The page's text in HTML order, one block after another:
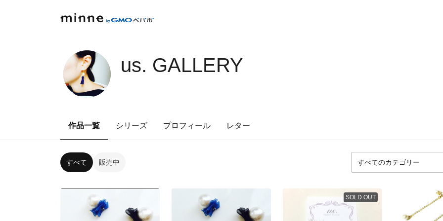
us. GALLERY
作品一覧 シリーズ プロフィール レター
すべて 販売中
SOLD OUT